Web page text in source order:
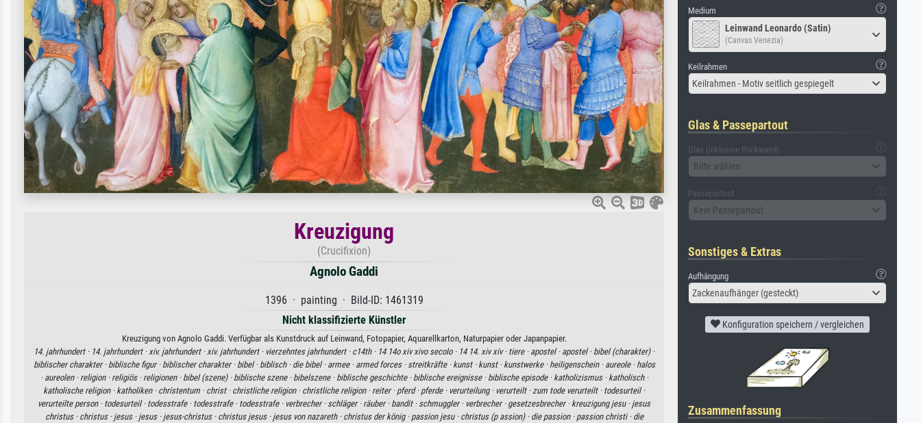
Kreuzigung
(Crucifixion)
Agnolo Gaddi
1396 · painting · Bild-ID: 1461319
Nicht klassifizierte Künstler
Kreuzigung von Agnolo Gaddi. Verfügbar als Kunstdruck auf Leinwand, Fotopapier, Aquarellkarton, Naturpapier oder Japanpapier.
14. jahrhundert · 14. jahrhundert · xiv. jahrhundert · xiv. jahrhundert · vierzehntes jahrhundert · c14th · 14 14o xiv xivo secolo · 14 14. xiv xiv · tiere · apostel · apostel · bibel (charakter) ·
biblischer charakter · biblische figur · biblischer charakter · bibel · biblisch · die bibel · armee · armed forces · streitkräfte · kunst · kunst · kunstwerke · heiligenschein · aureole · halos
· aureolen · religion · religiös · religionen · bibel (szene) · biblische szene · bibelszene · biblische geschichte · biblische ereignisse · biblische episode · katholizismus · katholisch ·
katholische religion · katholiken · christentum · christ · christliche religion · christliche religion · reiter · pferd · pferde · verurteilung · verurteilt · zum tode verurteilt · todesurteil ·
verurteilte person · todesurteil · todesstrafe · todesstrafe · todesstrafe · verbrecher · schläger · räuber · bandit · schmuggler · verbrecher · gesetzesbrecher · kreuzigung jesu · jesus
christus · christus · jesus · jesus · jesus-christus · christus jesus · jesus von nazareth · christus der könig · passion jesu · christus (p assion) · die passion · passion christi · die
Medium
Leinwand Leonardo (Satin)
(Canvas Venezia)
Keilrahmen
Keilrahmen - Motiv seitlich gespiegelt
Glas & Passepartout
Glas (inklusive Rückwand)
Bitte wählen
Passepartout
Kein Passepartout
Sonstiges & Extras
Aufhängung
Zackenaufhänger (gesteckt)
Konfiguration speichern / vergleichen
Zusammenfassung